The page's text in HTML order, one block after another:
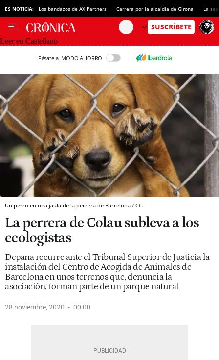
ES NOTICIA: Los bandazos de AX Partners Carrera por la alcaldía de Girona La
Leer en Castellano
Pásate al MODO AHORRO
Un perro en una jaula de la perrera de Barcelona / CG
La perrera de Colau subleva a los
ecologistas
Depana recurre ante el Tribunal Superior de Justicia la
instalación del Centro de Acogida de Animales de
Barcelona en unos terrenos que, denuncia la
asociación, forman parte de un parque natural
28 noviembre, 2020 00:00